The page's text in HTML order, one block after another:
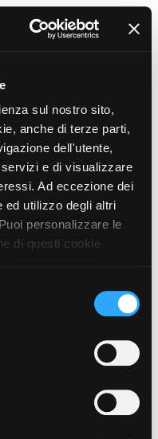
sul nostro sito,
anche di terze parti,
dell'utente,
e di visualizzare
Ad eccezione dei
ed utilizzo degli altri
personalizzare le
di questi cookie
tutti i cookie, cliccando
Cliccando sul tasto
navigazione. Per
dell’informativa
cliccando qui.